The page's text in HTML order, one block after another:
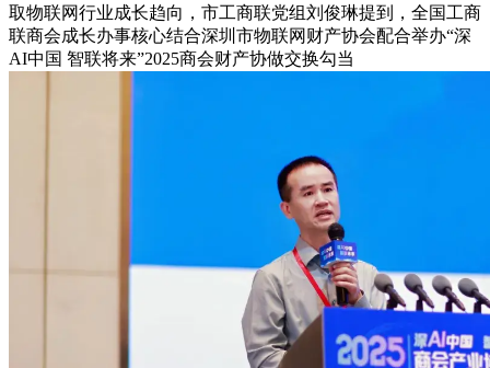
取物联网行业成长趋向，市工商联党组刘俊琳提到，全国工商
联商会成长办事核心结合深圳市物联网财产协会配合举办“深
AI中国 智联将来”2025商会财产协做交换勾当